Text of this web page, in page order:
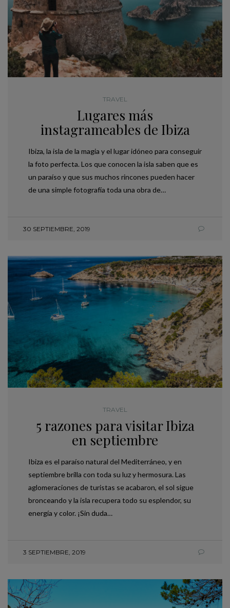
TRAVEL
Lugares más
instagrameables de Ibiza
Ibiza, la isla de la magia y el lugar idóneo para conseguir
la foto perfecta. Los que conocen la isla saben que es
un paraíso y que sus muchos rincones pueden hacer
de una simple fotografía toda una obra de…
30 SEPTIEMBRE, 2019
TRAVEL
5 razones para visitar Ibiza
en septiembre
Ibiza es el paraíso natural del Mediterráneo, y en
septiembre brilla con toda su luz y hermosura. Las
aglomeraciones de turistas se acabaron, el sol sigue
bronceando y la isla recupera todo su esplendor, su
energía y color. ¡Sin duda…
3 SEPTIEMBRE, 2019